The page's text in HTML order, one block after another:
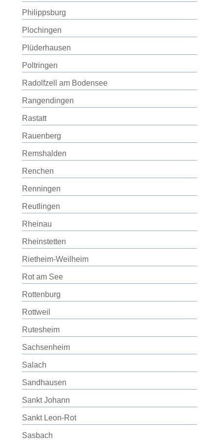
Philippsburg
Plochingen
Plüderhausen
Poltringen
Radolfzell am Bodensee
Rangendingen
Rastatt
Rauenberg
Remshalden
Renchen
Renningen
Reutlingen
Rheinau
Rheinstetten
Rietheim-Weilheim
Rot am See
Rottenburg
Rottweil
Rutesheim
Sachsenheim
Salach
Sandhausen
Sankt Johann
Sankt Leon-Rot
Sasbach